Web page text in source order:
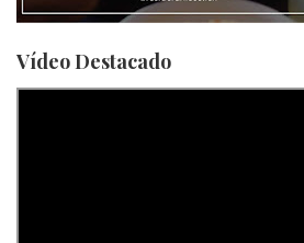
Vídeo Destacado